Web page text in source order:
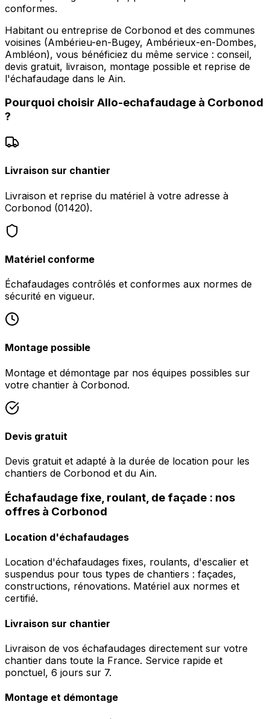
conformes.
Habitant ou entreprise de Corbonod et des communes
voisines (Ambérieu-en-Bugey, Ambérieux-en-Dombes,
Ambléon), vous bénéficiez du même service : conseil,
devis gratuit, livraison, montage possible et reprise de
l'échafaudage dans le Ain.
Pourquoi choisir Allo-echafaudage à Corbonod
?
Livraison sur chantier
Livraison et reprise du matériel à votre adresse à
Corbonod (01420).
Matériel conforme
Échafaudages contrôlés et conformes aux normes de
sécurité en vigueur.
Montage possible
Montage et démontage par nos équipes possibles sur
votre chantier à Corbonod.
Devis gratuit
Devis gratuit et adapté à la durée de location pour les
chantiers de Corbonod et du Ain.
Échafaudage fixe, roulant, de façade : nos
offres à Corbonod
Location d'échafaudages
Location d'échafaudages fixes, roulants, d'escalier et
suspendus pour tous types de chantiers : façades,
constructions, rénovations. Matériel aux normes et
certifié.
Livraison sur chantier
Livraison de vos échafaudages directement sur votre
chantier dans toute la France. Service rapide et
ponctuel, 6 jours sur 7.
Montage et démontage